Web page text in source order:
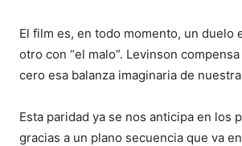
El film es, en todo momento, un duelo
otro con “el malo”. Levinson
cero esa balanza imaginaria de
Esta paridad ya se nos anticipa en los
gracias a un plano secuencia que va